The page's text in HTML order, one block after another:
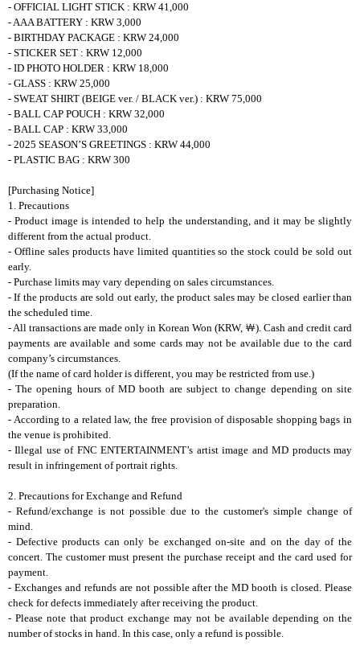
- OFFICIAL LIGHT STICK : KRW 41,000
- AAA BATTERY : KRW 3,000
- BIRTHDAY PACKAGE : KRW 24,000
- STICKER SET : KRW 12,000
- ID PHOTO HOLDER : KRW 18,000
- GLASS : KRW 25,000
- SWEAT SHIRT (BEIGE ver. / BLACK ver.) : KRW 75,000
- BALL CAP POUCH : KRW 32,000
- BALL CAP : KRW 33,000
- 2025 SEASON’S GREETINGS : KRW 44,000
- PLASTIC BAG : KRW 300
[Purchasing Notice]
1. Precautions
- Product image is intended to help the understanding, and it may be slightly
different from the actual product.
- Offline sales products have limited quantities so the stock could be sold out
early.
- Purchase limits may vary depending on sales circumstances.
- If the products are sold out early, the product sales may be closed earlier than
the scheduled time.
- All transactions are made only in Korean Won (KRW, ￦). Cash and credit card
payments are available and some cards may not be available due to the card
company’s circumstances.
(If the name of card holder is different, you may be restricted from use.)
- The opening hours of MD booth are subject to change depending on site
preparation.
- According to a related law, the free provision of disposable shopping bags in
the venue is prohibited.
- Illegal use of FNC ENTERTAINMENT’s artist image and MD products may
result in infringement of portrait rights.
2. Precautions for Exchange and Refund
- Refund/exchange is not possible due to the customer's simple change of
mind.
- Defective products can only be exchanged on-site and on the day of the
concert. The customer must present the purchase receipt and the card used for
payment.
- Exchanges and refunds are not possible after the MD booth is closed. Please
check for defects immediately after receiving the product.
- Please note that product exchange may not be available depending on the
number of stocks in hand. In this case, only a refund is possible.